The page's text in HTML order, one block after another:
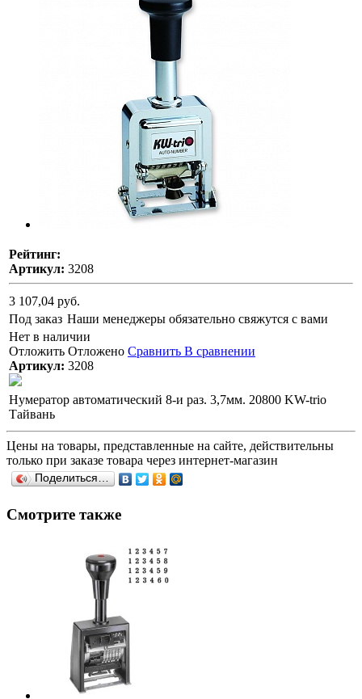
Рейтинг:
Артикул: 3208
3 107,04 руб.
Под заказ Наши менеджеры обязательно свяжутся с вами
Нет в наличии
Отложить Отложено Сравнить В сравнении
Артикул: 3208
Нумератор автоматический 8-и раз. 3,7мм. 20800 KW-trio
Тайвань
Цены на товары, представленные на сайте, действительны
только при заказе товара через интернет-магазин
Поделиться…
Смотрите также